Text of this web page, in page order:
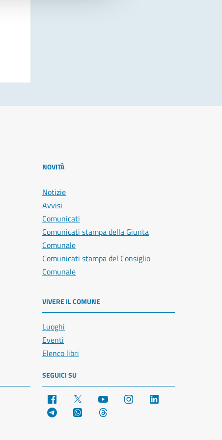
NOVITÀ
Notizie
Avvisi
Comunicati
Comunicati stampa della Giunta
Comunale
Comunicati stampa del Consiglio
Comunale
VIVERE IL COMUNE
Luoghi
Eventi
Elenco libri
SEGUICI SU
Facebook YouTube Instagram
Telegram WhatsApp